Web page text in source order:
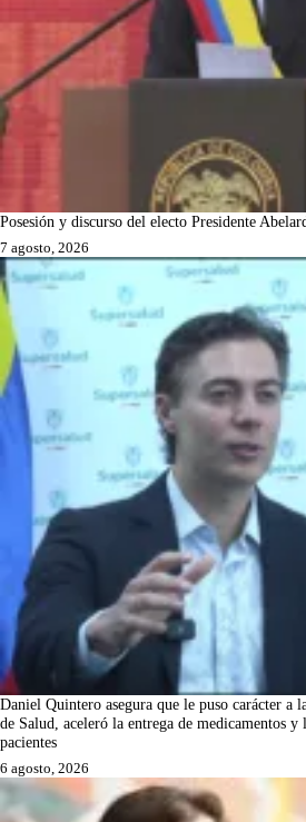
Posesión y discurso del electo Presidente
7 agosto, 2026
Daniel Quintero asegura que le puso carácter a
de Salud, aceleró la entrega de medicamentos y
pacientes
6 agosto, 2026